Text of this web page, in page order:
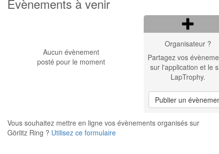
Évènements à venir
Aucun évènement
posté pour le moment
Organisateur ?
Partagez vos
sur l'application et le
LapTrophy.
Publier un
Vous souhaitez mettre en ligne vos évènements organisés sur
Görlitz Ring ? Utilisez ce formulaire